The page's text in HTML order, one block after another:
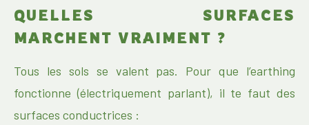
QUELLES SURFACES
MARCHENT VRAIMENT ?
Tous les sols se valent pas. Pour que l’earthing
fonctionne (électriquement parlant), il te faut des
surfaces conductrices :